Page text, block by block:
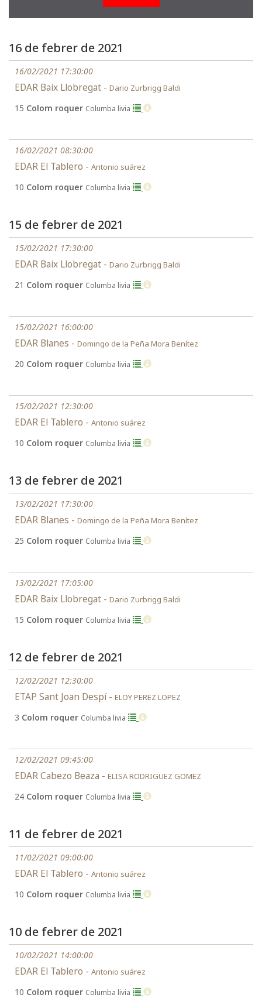
16 de febrer de 2021
16/02/2021 17:30:00
EDAR Baix Llobregat - Dario Zurbrigg Baldi
15 Colom roquer Columba livia
16/02/2021 08:30:00
EDAR El Tablero - Antonio suárez
10 Colom roquer Columba livia
15 de febrer de 2021
15/02/2021 17:30:00
EDAR Baix Llobregat - Dario Zurbrigg Baldi
21 Colom roquer Columba livia
15/02/2021 16:00:00
EDAR Blanes - Domingo de la Peña Mora Benítez
20 Colom roquer Columba livia
15/02/2021 12:30:00
EDAR El Tablero - Antonio suárez
10 Colom roquer Columba livia
13 de febrer de 2021
13/02/2021 17:30:00
EDAR Blanes - Domingo de la Peña Mora Benítez
25 Colom roquer Columba livia
13/02/2021 17:05:00
EDAR Baix Llobregat - Dario Zurbrigg Baldi
15 Colom roquer Columba livia
12 de febrer de 2021
12/02/2021 12:30:00
ETAP Sant Joan Despí - ELOY PEREZ LOPEZ
3 Colom roquer Columba livia
12/02/2021 09:45:00
EDAR Cabezo Beaza - ELISA RODRIGUEZ GOMEZ
24 Colom roquer Columba livia
11 de febrer de 2021
11/02/2021 09:00:00
EDAR El Tablero - Antonio suárez
10 Colom roquer Columba livia
10 de febrer de 2021
10/02/2021 14:00:00
EDAR El Tablero - Antonio suárez
10 Colom roquer Columba livia